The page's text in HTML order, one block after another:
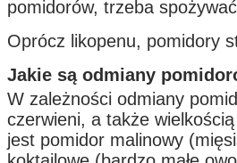
pomidorów, trzeba
Oprócz likopenu, pomidory
Jakie są odmiany
W zależności odmiany
czerwieni, a także
jest pomidor malinowy